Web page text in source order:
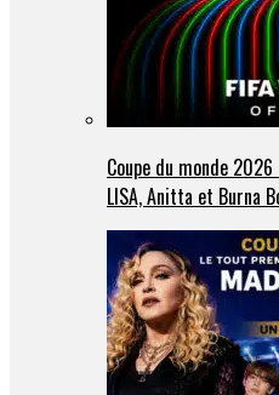
Coupe du monde
LISA, Anitta et Burna